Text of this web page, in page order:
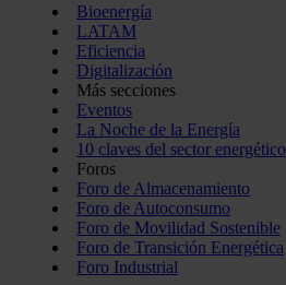
Bioenergía
LATAM
Eficiencia
Digitalización
Más secciones
Eventos
La Noche de la Energía
10 claves del sector energético
Foros
Foro de Almacenamiento
Foro de Autoconsumo
Foro de Movilidad Sostenible
Foro de Transición Energética
Foro Industrial